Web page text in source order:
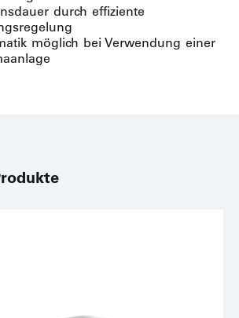
durch effiziente
möglich bei Verwendung einer